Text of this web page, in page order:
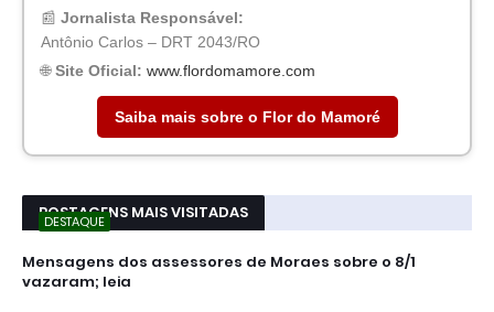
📰 Jornalista Responsável:
Antônio Carlos – DRT 2043/RO
🌐Site Oficial: www.flordomamore.com
Saiba mais sobre o Flor do Mamoré
POSTAGENS MAIS VISITADAS
DESTAQUE
Mensagens dos assessores de Moraes sobre o 8/1
vazaram; leia